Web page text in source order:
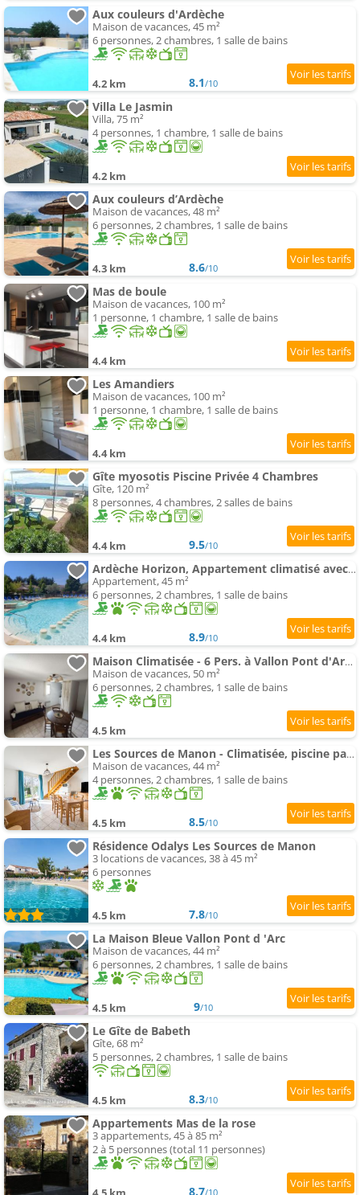
Aux couleurs d'Ardèche
Maison de vacances, 45 m²
6 personnes, 2 chambres, 1 salle de bains
4.2 km 8.1/10
Villa Le Jasmin
Villa, 75 m²
4 personnes, 1 chambre, 1 salle de bains
4.2 km
Aux couleurs d’Ardèche
Maison de vacances, 48 m²
6 personnes, 2 chambres, 1 salle de bains
4.3 km 8.6/10
Mas de boule
Maison de vacances, 100 m²
1 personne, 1 chambre, 1 salle de bains
4.4 km
Les Amandiers
Maison de vacances, 100 m²
1 personne, 1 chambre, 1 salle de bains
4.4 km
Gîte myosotis Piscine Privée 4 Chambres
Gîte, 120 m²
8 personnes, 4 chambres, 2 salles de bains
4.4 km 9.5/10
Ardèche Horizon, Appartement climatisé avec Terrasse, Piscine et Parking
Appartement, 45 m²
6 personnes, 2 chambres, 1 salle de bains
4.4 km 8.9/10
Maison Climatisée - 6 Pers. à Vallon Pont d'Arc - FR-1-382-223
Maison de vacances, 50 m²
6 personnes, 2 chambres, 1 salle de bains
4.5 km
Les Sources de Manon - Climatisée, piscine partagée
Maison de vacances, 44 m²
4 personnes, 2 chambres, 1 salle de bains
4.5 km 8.5/10
Résidence Odalys Les Sources de Manon
3 locations de vacances, 38 à 45 m²
6 personnes
4.5 km 7.8/10
La Maison Bleue Vallon Pont d 'Arc
Maison de vacances, 44 m²
6 personnes, 2 chambres, 1 salle de bains
4.5 km 9/10
Le Gîte de Babeth
Gîte, 68 m²
5 personnes, 2 chambres, 1 salle de bains
4.5 km 8.3/10
Appartements Mas de la rose
3 appartements, 45 à 85 m²
2 à 5 personnes (total 11 personnes)
8.7/10